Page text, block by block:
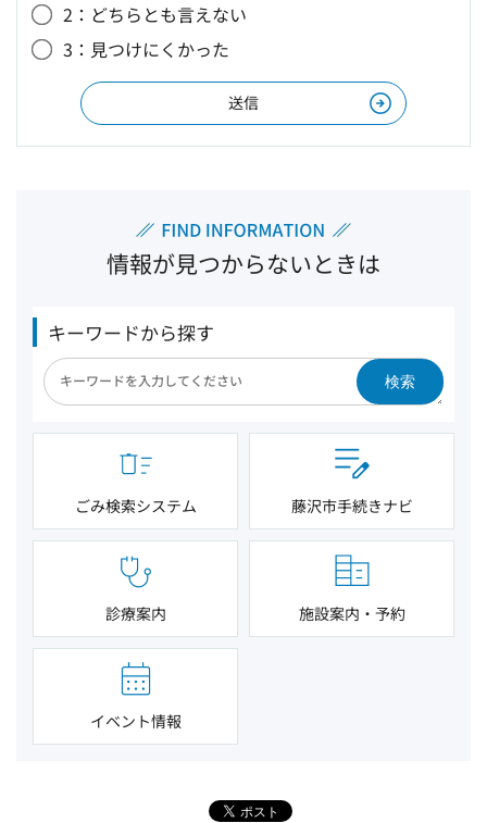
2：どちらとも言えない
3：見つけにくかった
情報が見つからないときは
キーワードから探す
検索
ごみ検索システム 藤沢市手続きナビ
診療案内 施設案内・予約
イベント情報